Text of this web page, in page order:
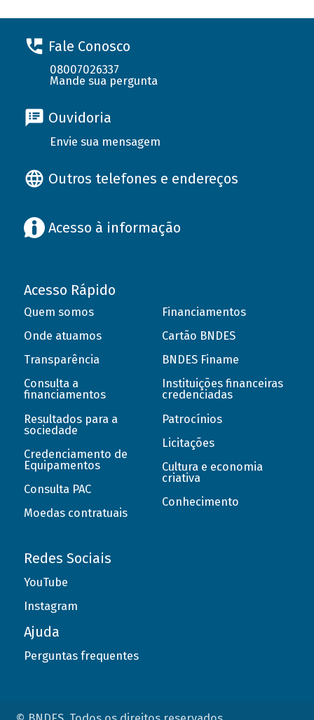
Fale Conosco
08007026337
Mande sua pergunta
Ouvidoria
Envie sua mensagem
Outros telefones e endereços
Acesso à informação
Acesso Rápido
Quem somos
Onde atuamos
Transparência
Consulta a
financiamentos
Resultados para a
sociedade
Credenciamento de
Equipamentos
Consulta PAC
Moedas contratuais
Financiamentos
Cartão BNDES
BNDES Finame
Instituições financeiras
credenciadas
Patrocínios
Licitações
Cultura e economia
criativa
Conhecimento
Redes Sociais
YouTube
Instagram
Ajuda
Perguntas frequentes